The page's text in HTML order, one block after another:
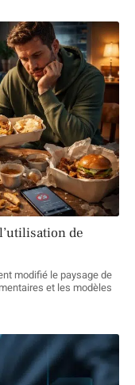
de
modifié le paysage de
et les modèles